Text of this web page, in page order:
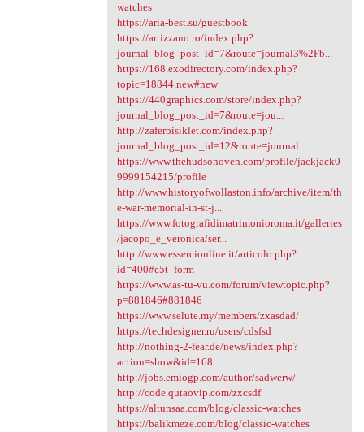
watches
https://aria-best.su/guestbook
https://artizzano.ro/index.php?
journal_blog_post_id=7&route=journal3%2Fb...
https://168.exodirectory.com/index.php?
topic=18844.new#new
https://440graphics.com/store/index.php?
journal_blog_post_id=7&route=jou...
http://zaferbisiklet.com/index.php?
journal_blog_post_id=12&route=journal...
https://www.thehudsonoven.com/profile/jackjack0
9999154215/profile
http://www.historyofwollaston.info/archive/item/th
e-war-memorial-in-st-j...
https://www.fotografidimatrimonioroma.it/galleries
/jacopo_e_veronica/ser...
http://www.essercionline.it/articolo.php?
id=400#c5t_form
https://www.as-tu-vu.com/forum/viewtopic.php?
p=881846#881846
https://www.selute.my/members/zxasdad/
https://techdesigner.ru/users/cdsfsd
http://nothing-2-fear.de/news/index.php?
action=show&id=168
http://jobs.emiogp.com/author/sadwerw/
http://code.qutaovip.com/zxcsdf
https://altunsaa.com/blog/classic-watches
https://balikmeze.com/blog/classic-watches